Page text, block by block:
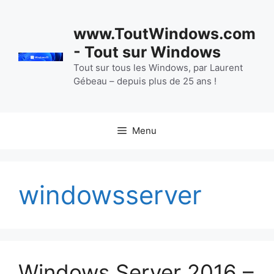
www.ToutWindows.com
- Tout sur Windows
Tout sur tous les Windows, par Laurent
Gébeau – depuis plus de 25 ans !
Menu
windowsserver